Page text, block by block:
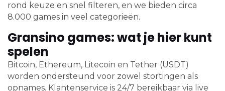
rond keuze en snel filteren, en we bieden circa
8.000 games in veel categorieën.
Gransino games: wat je hier kunt
spelen
Bitcoin, Ethereum, Litecoin en Tether (USDT)
worden ondersteund voor zowel stortingen als
opnames. Klantenservice is 24/7 bereikbaar via live